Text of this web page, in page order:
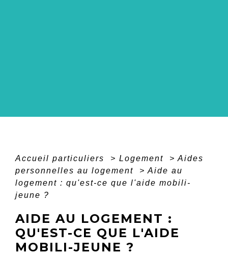
Accueil particuliers > Logement > Aides
personnelles au logement
> Aide au
logement : qu'est-ce que l'aide mobili-
jeune ?
AIDE AU LOGEMENT :
QU'EST-CE QUE L'AIDE
MOBILI-JEUNE ?